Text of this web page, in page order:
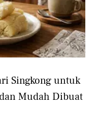
Singkong untuk
Mudah Dibuat